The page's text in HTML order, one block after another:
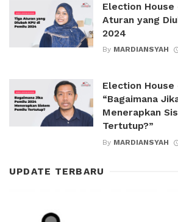
Election
Aturan yang
2024
By MARDIANSYAH
Election
“Bagaimana
Menerapkan
Tertutup?”
By MARDIANSYAH
UPDATE TERBARU